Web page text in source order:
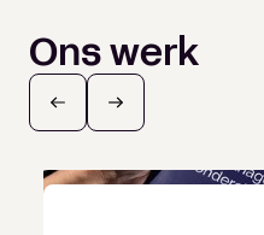
Ons werk